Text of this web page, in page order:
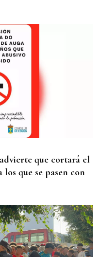
que cortará el
que se pasen con